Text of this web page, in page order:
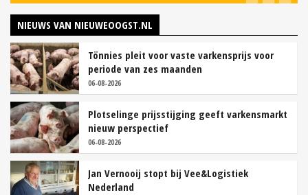
NIEUWS VAN NIEUWEOOGST.NL
Tönnies pleit voor vaste varkensprijs voor
periode van zes maanden
06-08-2026
Plotselinge prijsstijging geeft varkensmarkt
nieuw perspectief
06-08-2026
Jan Vernooij stopt bij Vee&Logistiek
Nederland